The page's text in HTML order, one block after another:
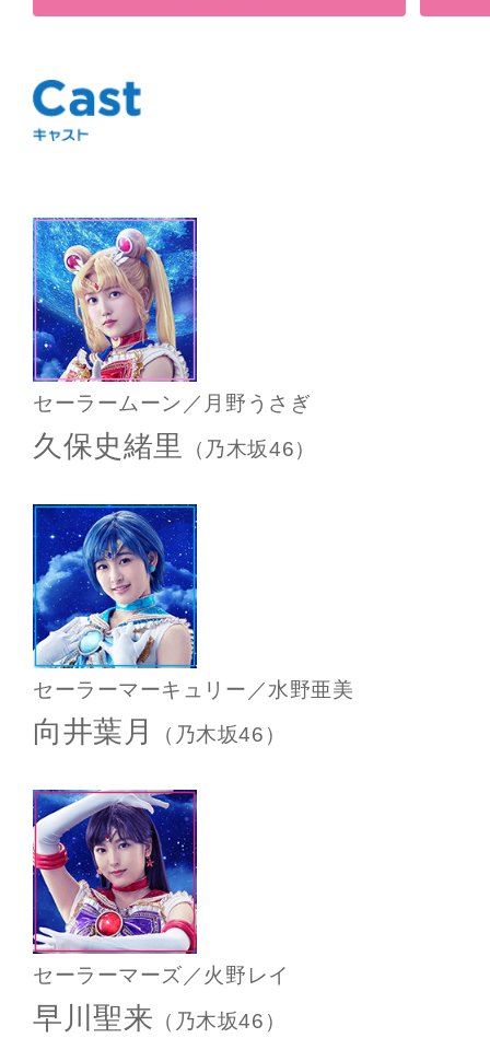
セーラームーン／月野うさぎ
久保史緒里 （乃木坂46）
セーラーマーキュリー／水野亜美
向井葉月 （乃木坂46）
セーラーマーズ／火野レイ
早川聖来 （乃木坂46）